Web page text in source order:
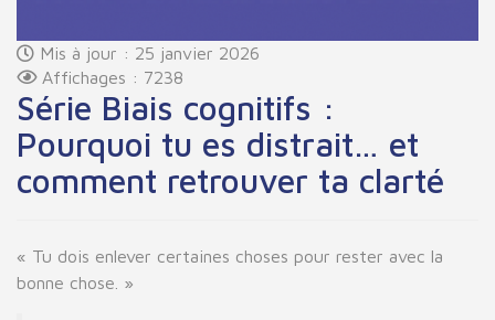
Mis à jour : 25 janvier 2026
Affichages : 7238
Série Biais cognitifs :
Pourquoi tu es distrait… et
comment retrouver ta clarté
« Tu dois enlever certaines choses pour rester avec la
bonne chose. »